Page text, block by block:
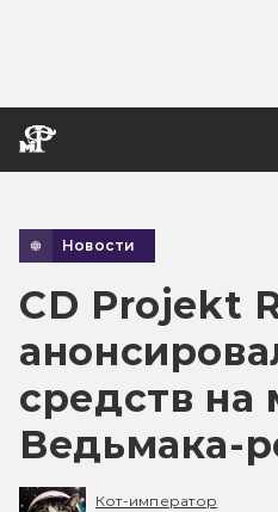
Новости
CD Projekt
средств на
Ведьмака-
Кот-император